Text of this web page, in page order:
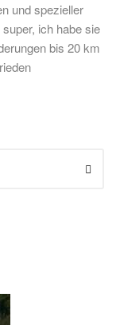
und spezieller
ich habe sie
bis 20 km